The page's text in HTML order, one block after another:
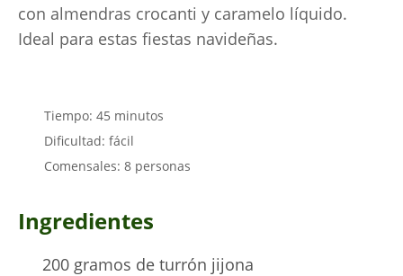
con almendras crocanti y caramelo líquido.
Ideal para estas fiestas navideñas.
Tiempo: 45 minutos
Dificultad: fácil
Comensales: 8 personas
Ingredientes
200 gramos de turrón jijona